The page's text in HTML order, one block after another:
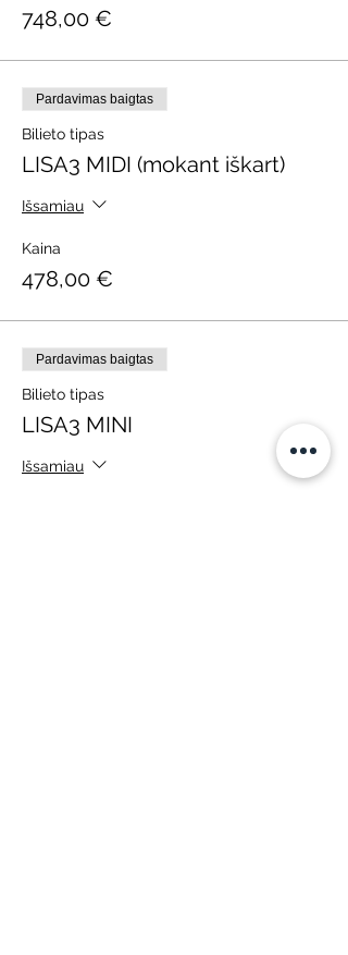
748,00 €
Pardavimas baigtas
Bilieto tipas
LISA3 MIDI (mokant iškart)
Išsamiau
Kaina
478,00 €
Pardavimas baigtas
Bilieto tipas
LISA3 MINI
Išsamiau